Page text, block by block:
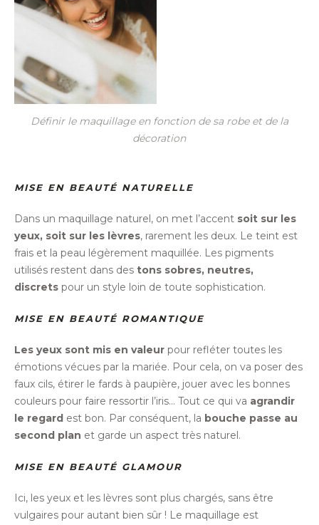
Définir le maquillage en fonction de sa robe et de la
décoration
MISE EN BEAUTÉ NATURELLE
Dans un maquillage naturel, on met l’accent soit sur les
yeux, soit sur les lèvres, rarement les deux. Le teint est
frais et la peau légèrement maquillée. Les pigments
utilisés restent dans des tons sobres, neutres,
discretspour un style loin de toute sophistication.
MISE EN BEAUTÉ ROMANTIQUE
Les yeux sont mis en valeurpour refléter toutes les
émotions vécues par la mariée. Pour cela, on va poser des
faux cils, étirer le fards à paupière, jouer avec les bonnes
couleurs pour faire ressortir l’iris… Tout ce qui va agrandir
le regardest bon. Par conséquent, la bouche passe au
second plan et garde un aspect très naturel.
MISE EN BEAUTÉ GLAMOUR
Ici, les yeux et les lèvres sont plus chargés, sans être
vulgaires pour autant bien sûr ! Le maquillage est